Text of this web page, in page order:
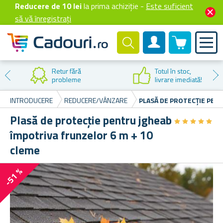
Reducere de 10 leila prima achiziție - Este suficient
să vă înregistrați
Cont client
0 produselor
Reducere la
prima cumpărare
INTRODUCERE REDUCERE/VÂNZARE PLASĂ DE PROTECȚIE
Plasă de protecție pentru jgheab
împotriva frunzelor 6 m + 10
cleme
★★★★★
★★★★★
-51 %